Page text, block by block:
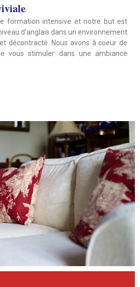
formation intensive et notre but est
d’anglais dans un environnement
décontracté. Nous avons à coeur de
vous stimuler dans une ambiance